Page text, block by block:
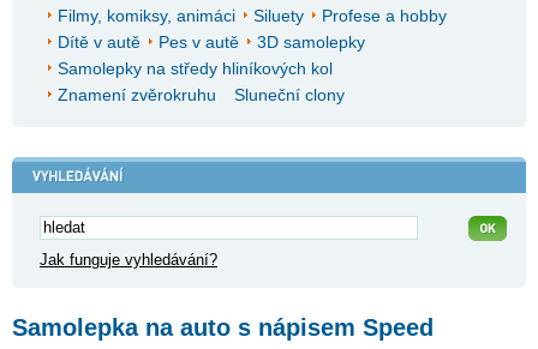
Filmy, komiksy, animáci
Siluety
Profese a hobby
Dítě v autě
Pes v autě
3D samolepky
Samolepky na středy hliníkových kol
Znamení zvěrokruhu
Sluneční clony
Jak funguje vyhledávání?
Samolepka na auto s nápisem Speed